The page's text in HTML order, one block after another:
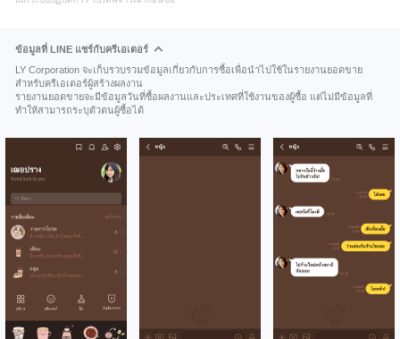
ข้อมูลที่ LINE แชร์กับครีเอเตอร์
LY Corporation จะเก็บรวบรวมข้อมูลเกี่ยวกับการซื้อเพื่อนำไปใช้ในรายงานยอดขาย
สำหรับครีเอเตอร์ผู้สร้างผลงาน
รายงานยอดขายจะมีข้อมูลวันที่ซื้อผลงานและประเทศที่ใช้งานของผู้ซื้อ แต่ไม่มีข้อมูลที่
ทำให้สามารถระบุตัวตนผู้ซื้อได้